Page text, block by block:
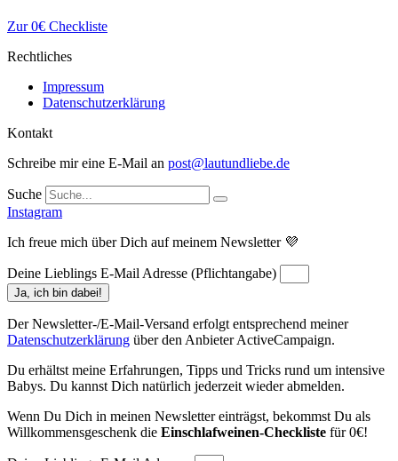
Zur 0€ Checkliste
Rechtliches
Impressum
Datenschutzerklärung
Kontakt
Schreibe mir eine E-Mail an post@lautundliebe.de
Suche
Instagram
Ich freue mich über Dich auf meinem Newsletter 💜
Deine Lieblings E-Mail Adresse (Pflichtangabe)
Ja, ich bin dabei!
Der Newsletter-/E-Mail-Versand erfolgt entsprechend meiner
Datenschutzerklärung über den Anbieter ActiveCampaign.
Du erhältst meine Erfahrungen, Tipps und Tricks rund um intensive
Babys. Du kannst Dich natürlich jederzeit wieder abmelden.
Wenn Du Dich in meinen Newsletter einträgst, bekommst Du als
Willkommensgeschenk die Einschlafweinen-Checkliste für 0€!